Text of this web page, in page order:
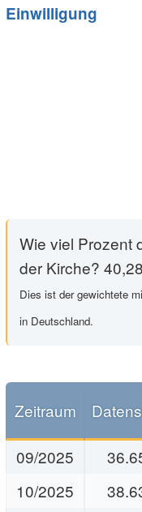
Einwilligung
Wie viel Prozent
der Kirche?
Dies ist der gewichtete
in Deutschland.
Zeitraum
09/2025
10/2025